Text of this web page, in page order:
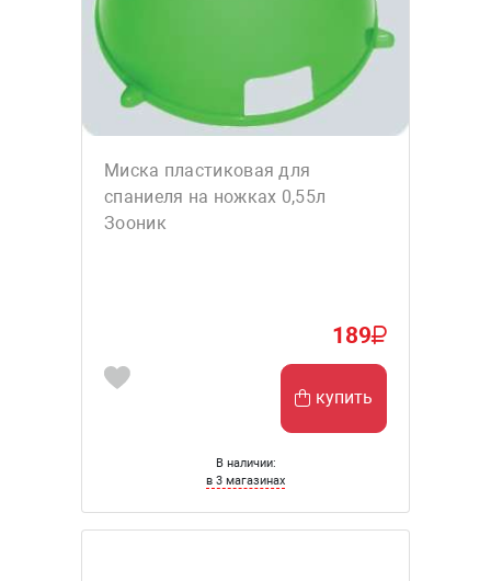
Миска пластиковая для
спаниеля на ножках 0,55л
Зооник
189
купить
В наличии:
в 3 магазинах